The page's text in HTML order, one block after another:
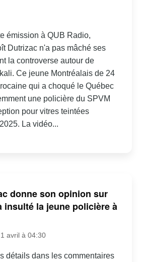
émission à QUB Radio,
Dutrizac n'a pas mâché ses
la controverse autour de
Ce jeune Montréalais de 24
qui a choqué le Québec
une policière du SPVM
pour vitres teintées
La vidéo...
donne son opinion sur
insulté la jeune policière à
avril à 04:30
détails dans les commentaires